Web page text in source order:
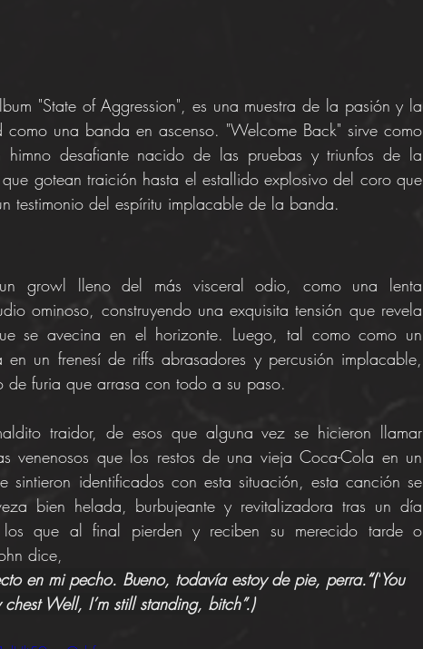
"State of Aggression", es una muestra de la pasión y la
una banda en ascenso. "Welcome Back" sirve como
himno desafiante nacido de las pruebas y triunfos de la
gotean traición hasta el estallido explosivo del coro que
testimonio del espíritu implacable de la banda.
growl lleno del más visceral odio, como una lenta
ominoso, construyendo una exquisita tensión que revela
se avecina en el horizonte. Luego, tal como como un
un frenesí de riffs abrasadores y percusión implacable,
de furia que arrasa con todo a su paso.
traidor, de esos que alguna vez se hicieron llamar
venenosos que los restos de una vieja Coca-Cola en un
sintieron identificados con esta situación, esta canción se
bien helada, burbujeante y revitalizadora tras un día
los que al final pierden y reciben su merecido tarde o
dice,
en mi pecho. Bueno, todavía estoy de pie, perra.“("You
Well, I’m still standing, bitch”.)